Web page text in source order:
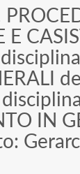
E
del
IN